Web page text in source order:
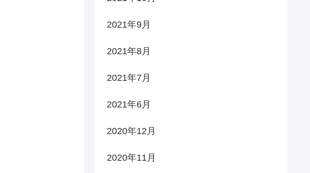
2021年9月
2021年8月
2021年7月
2021年6月
2020年12月
2020年11月